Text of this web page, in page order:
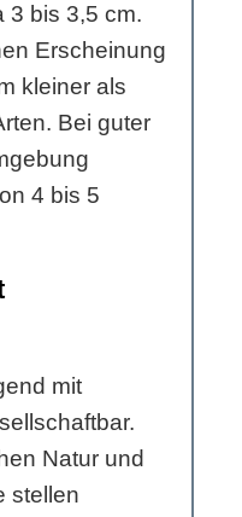
3 bis 3,5 cm.
Erscheinung
kleiner als
Bei guter
4 bis 5
mit
Natur und
stellen